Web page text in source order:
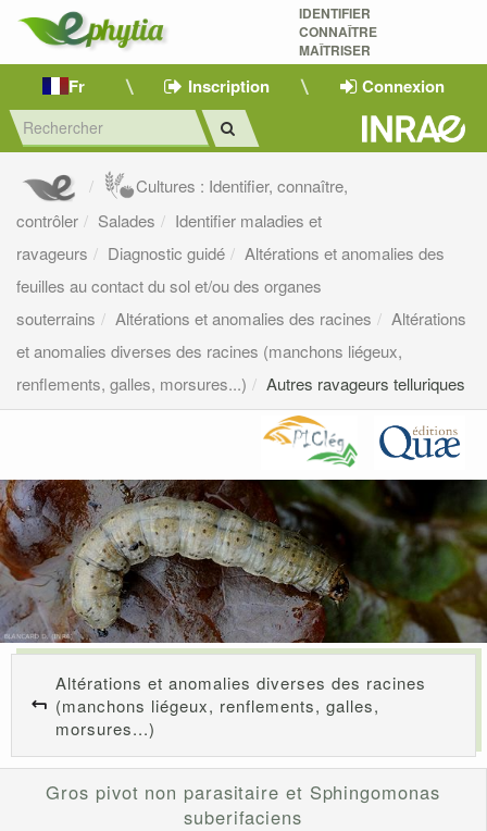
IDENTIFIER
CONNAÎTRE
MAÎTRISER
Fr Inscription Connexion
Cultures : Identifier, connaître,
contrôler
Salades
Identifier maladies et
ravageurs
Diagnostic guidé
Altérations et anomalies des
feuilles au contact du sol et/ou des organes
souterrains
Altérations et anomalies des racines
Altérations
et anomalies diverses des racines (manchons liégeux,
renflements, galles, morsures...)
Autres ravageurs telluriques
Altérations et anomalies diverses des racines
(manchons liégeux, renflements, galles,
morsures...)
Gros pivot non parasitaire et Sphingomonas
suberifaciens